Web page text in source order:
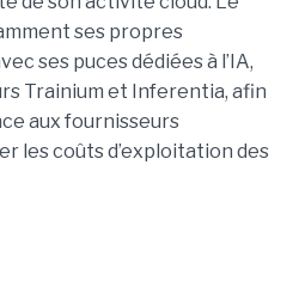
ses propres
ses puces dédiées à l’IA,
Trainium et Inferentia, afin
aux fournisseurs
les coûts d’exploitation des